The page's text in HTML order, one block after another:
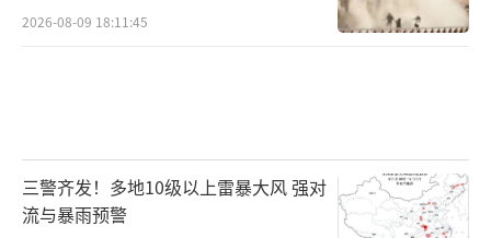
2026-08-09 18:11:45
三警齐发！多地10级以上雷暴大风 强对
流与暴雨预警